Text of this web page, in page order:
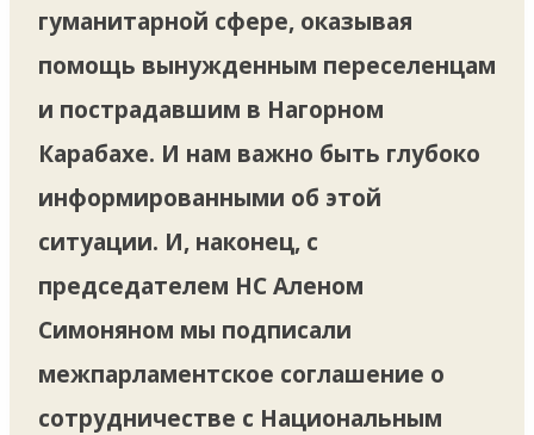
гуманитарной сфере, оказывая
помощь вынужденным переселенцам
и пострадавшим в Нагорном
Карабахе. И нам важно быть глубоко
информированными об этой
ситуации. И, наконец, с
председателем НС Аленом
Симоняном мы подписали
межпарламентское соглашение о
сотрудничестве с Национальным